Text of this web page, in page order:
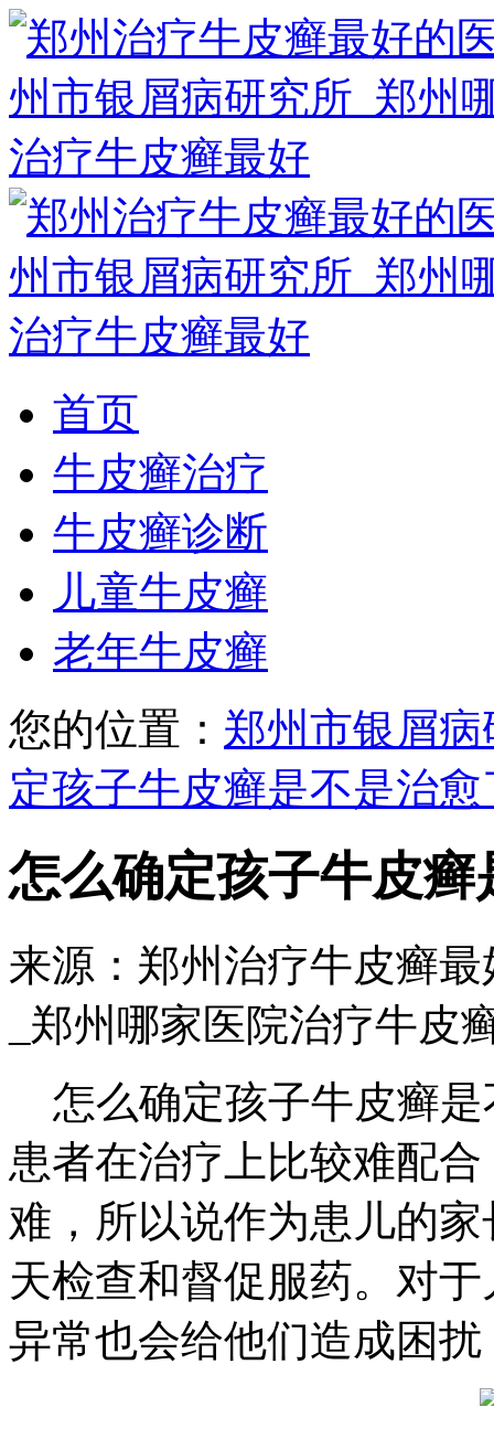
首页
牛皮癣治疗
牛皮癣诊断
儿童牛皮癣
老年牛皮癣
您的位置： 郑州市银屑病
定孩子牛皮癣是不是治愈
怎么确定孩子牛皮癣
来源：郑州治疗牛皮癣
_郑州哪家医院治疗牛皮
怎么确定孩子牛皮癣是
患者在治疗上比较难配
难，所以说作为患儿的
天检查和督促服药。对
异常也会给他们造成困扰